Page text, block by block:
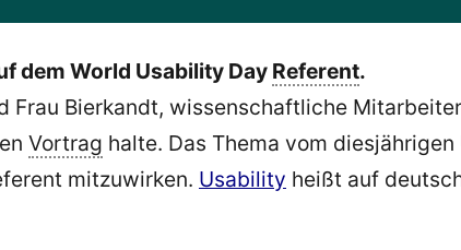
dem World Usability Day Referent.
Frau Bierkandt, wissenschaftliche
Vortrag halte. Das Thema vom
mitzuwirken. Usability heißt auf